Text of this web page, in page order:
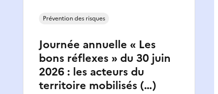
Journée annuelle « Les
bons réflexes » du 30 juin
2026 : les acteurs du
territoire mobilisés (…)
Prévention des risques